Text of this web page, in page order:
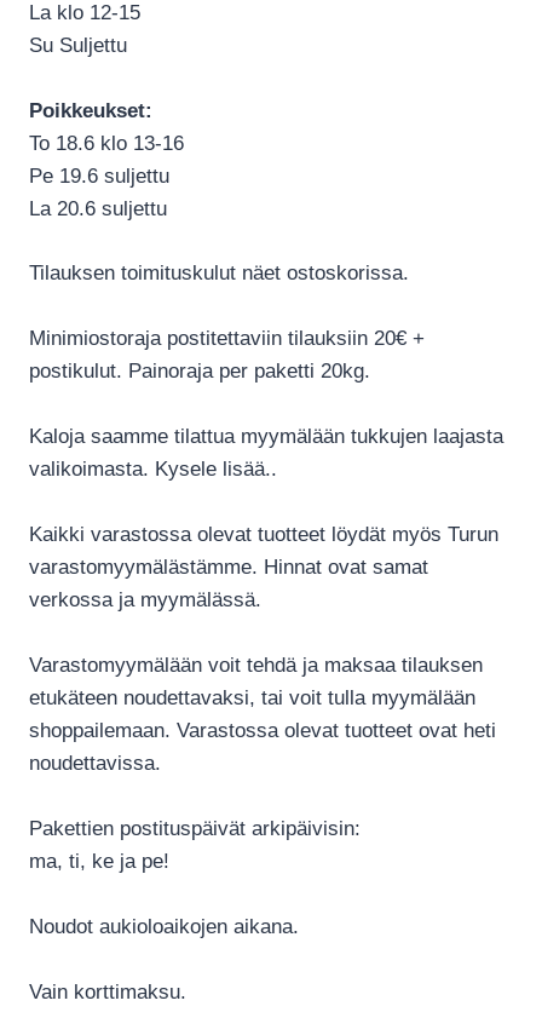
La klo 12-15
Su Suljettu
Poikkeukset:
To 18.6 klo 13-16
Pe 19.6 suljettu
La 20.6 suljettu
Tilauksen toimituskulut näet ostoskorissa.
Minimiostoraja postitettaviin tilauksiin 20€ +
postikulut. Painoraja per paketti 20kg.
Kaloja saamme tilattua myymälään tukkujen laajasta
valikoimasta. Kysele lisää..
Kaikki varastossa olevat tuotteet löydät myös Turun
varastomyymälästämme. Hinnat ovat samat
verkossa ja myymälässä.
Varastomyymälään voit tehdä ja maksaa tilauksen
etukäteen noudettavaksi, tai voit tulla myymälään
shoppailemaan. Varastossa olevat tuotteet ovat heti
noudettavissa.
Pakettien postituspäivät arkipäivisin:
ma, ti, ke ja pe!
Noudot aukioloaikojen aikana.
Vain korttimaksu.